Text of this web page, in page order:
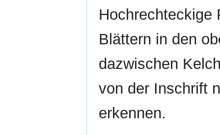
Hochrechteckige
Blättern in den
dazwischen
von der Inschrift
erkennen.